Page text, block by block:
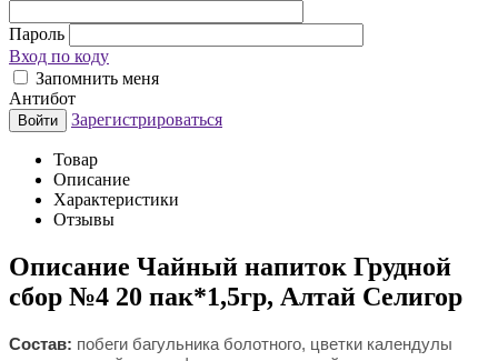
Пароль
Вход по коду
Запомнить меня
Антибот
Войти Зарегистрироваться
Товар
Описание
Характеристики
Отзывы
Описание Чайный напиток Грудной
сбор №4 20 пак*1,5гр, Алтай Селигор
Состав: побеги багульника болотного, цветки календулы